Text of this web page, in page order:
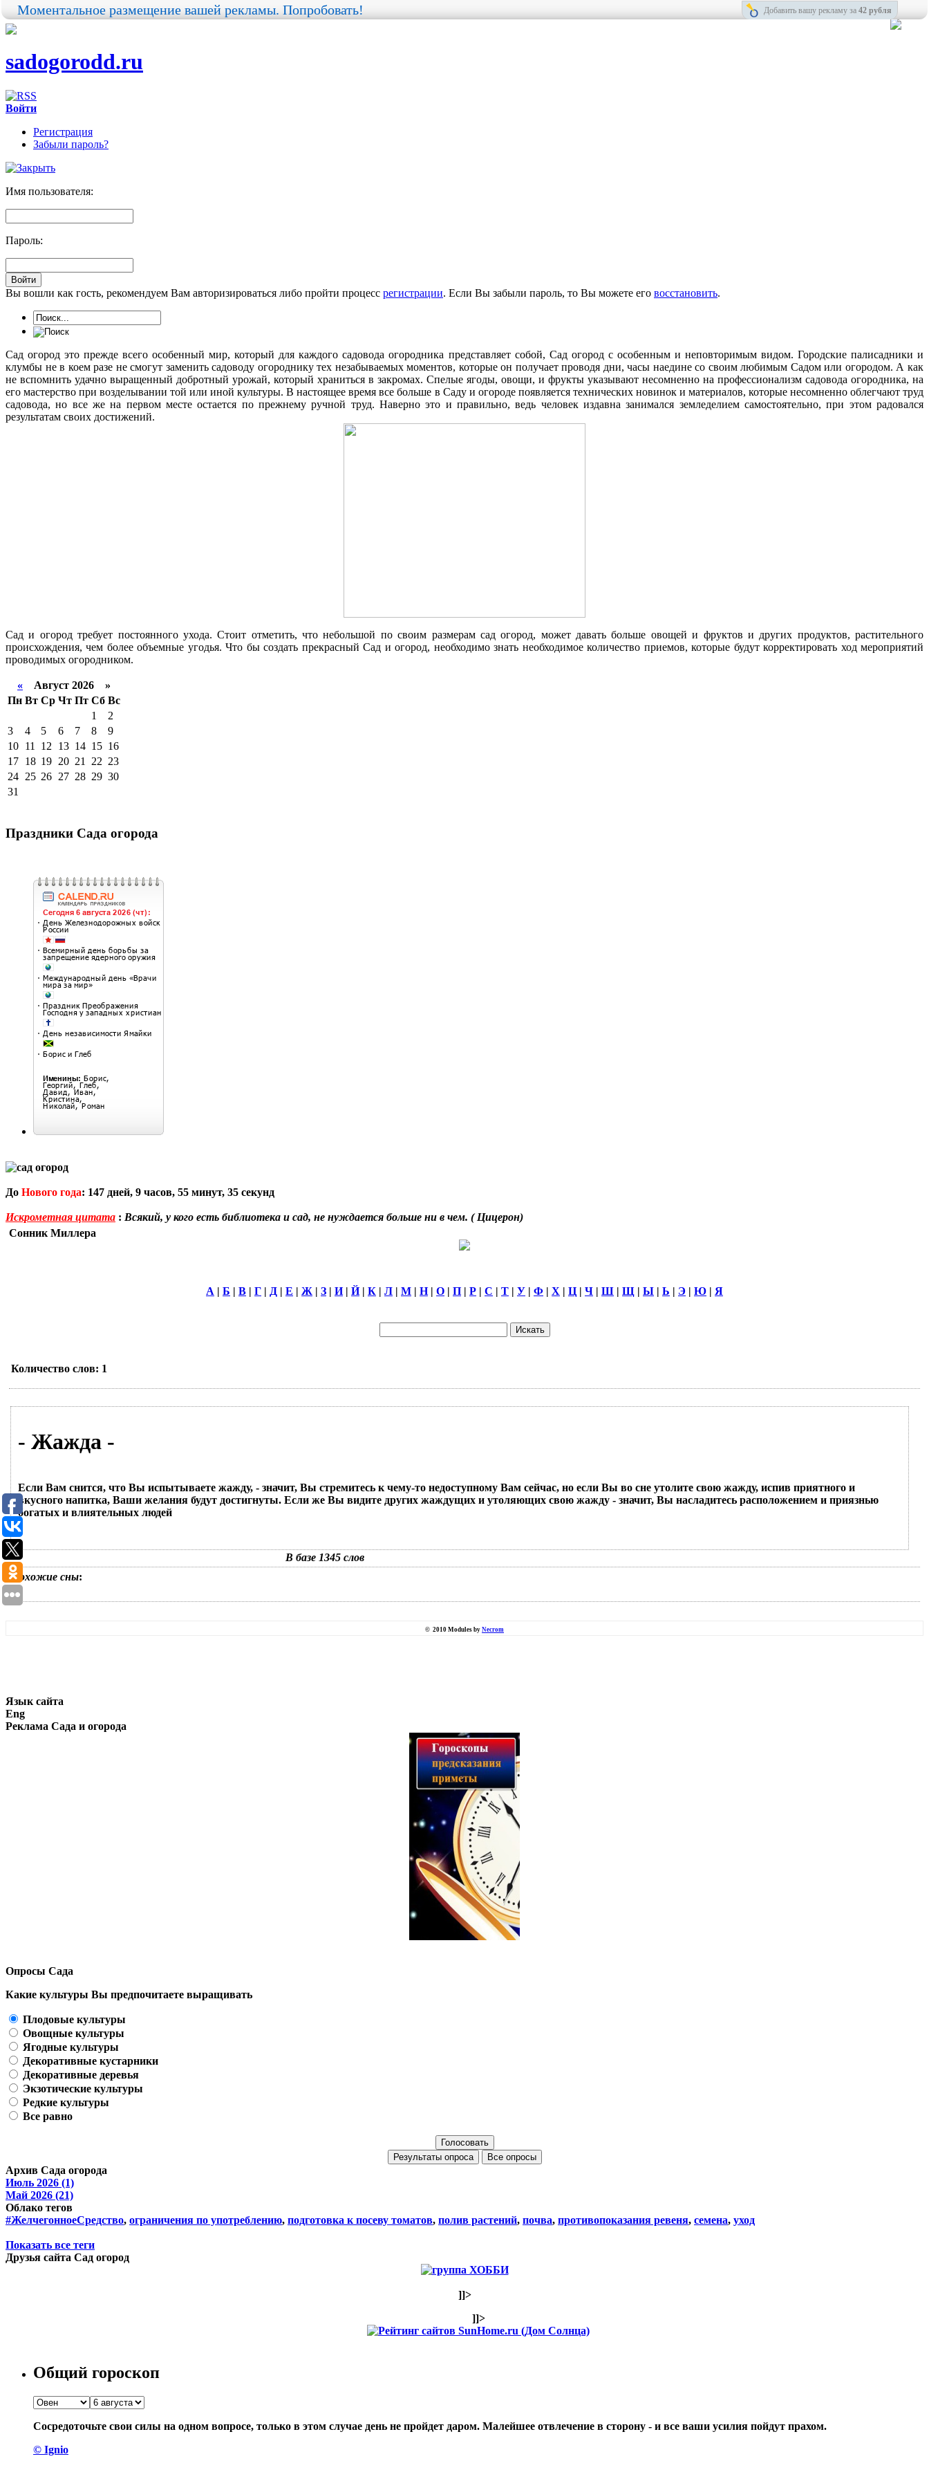
Моментальное размещение вашей рекламы. Попробовать! Добавить вашу рекламу за 42 рубля
sadogorodd.ru
Войти
Регистрация
Забыли пароль?
Имя пользователя:
Пароль:
Вы вошли как гость, рекомендуем Вам авторизироваться либо пройти процесс регистрации. Если Вы забыли пароль, то Вы можете его восстановить.
Сад огород это прежде всего особенный мир, который для каждого садовода огородника представляет собой, Cад огород с особенным и неповторимым видом. Городские палисадники и
клумбы не в коем разе не смогут заменить садоводу огороднику тех незабываемых моментов, которые он получает проводя дни, часы наедине со своим любимым Cадом или огородом. А как
не вспомнить удачно выращенный добротный урожай, который храниться в закромах. Спелые ягоды, овощи, и фрукты указывают несомненно на профессионализм садовода огородника, на
его мастерство при возделывании той или иной культуры. В настоящее время все больше в Cаду и огороде появляется технических новинок и материалов, которые несомненно облегчают труд
садовода, но все же на первом месте остается по прежнему ручной труд. Наверно это и правильно, ведь человек издавна занимался земледелием самостоятельно, при этом радовался
результатам своих достижений.
Сад и огород требует постоянного ухода. Стоит отметить, что небольшой по своим размерам сад огород, может давать больше овощей и фруктов и других продуктов, растительного
происхождения, чем более объемные угодья. Что бы создать прекрасный Сад и огород, необходимо знать необходимое количество приемов, которые будут корректировать ход мероприятий
проводимых огородником.
« Август 2026 »
Пн Вт Ср Чт Пт Сб Вс
1
2
3
4 5 6 7 8
9
10 11 12 13 14 15 16
17 18 19 20 21 22 23
24 25 26 27 28 29 30
31
Праздники Сада огорода
До Нового года: 147 дней, 9 часов, 55 минут, 34 секунд
Искрометная цитата : Всякий, у кого есть библиотека и сад, не нуждается больше ни в чем. ( Цицерон)
Сонник Миллера
А | Б | В | Г | Д | Е | Ж | З | И| Й| К | Л | М | Н| О | П | Р | С | Т | У | Ф | Х | Ц | Ч | Ш | Щ | Ы | Ь | Э | Ю | Я
Количество слов: 1
- Жажда -
Если Вам снится, что Вы испытываете жажду, - значит, Вы стремитесь к чему-то недоступному Вам сейчас, но если Вы во сне утолите свою жажду, испив приятного и
вкусного напитка, Ваши желания будут достигнуты. Если же Вы видите других жаждущих и утоляющих свою жажду - значит, Вы насладитесь расположением и приязнью
богатых и влиятельных людей
В базе 1345 слов
Похожие сны:
© 2010 Modules by Necrom
Язык сайта
Eng
Реклама Сада и огорода
Опросы Сада
Какие культуры Вы предпочитаете выращивать
Плодовые культуры
Овощные культуры
Ягодные культуры
Декоративные кустарники
Декоративные деревья
Экзотические культуры
Редкие культуры
Все равно
Все опросы
Архив Сада огорода
Июль 2026 (1)
Май 2026 (21)
Облако тегов
#ЖелчегонноеСредство, ограничения по употреблению, подготовка к посеву томатов, полив растений, почва, противопоказания ревеня, семена, уход
Показать все теги
Друзья сайта Сад огород
]]>
]]>
Общий гороскоп
Сосредоточьте свои силы на одном вопросе, только в этом случае день не пройдет даром. Малейшее отвлечение в сторону - и все ваши усилия пойдут прахом.
© Ignio